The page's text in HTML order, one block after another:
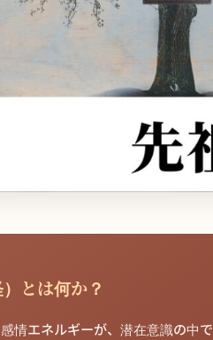
とは何か？
情エネルギーが、潜在意識の中で